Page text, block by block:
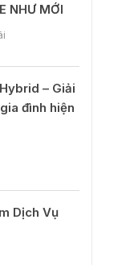
NHƯ MỚI
– Giải
đình hiện
Dịch Vụ